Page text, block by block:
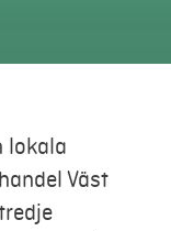
lokala
Väst